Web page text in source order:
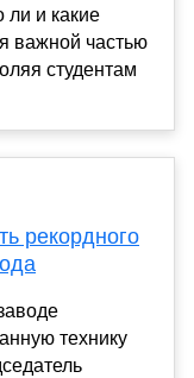
ли и какие
студентам
рекордного
технику